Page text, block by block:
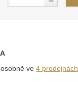
osobně ve4 prodejnách